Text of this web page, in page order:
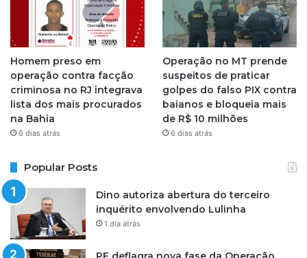
Homem preso em
operação contra facção
criminosa no RJ integrava
lista dos mais procurados
na Bahia
6 dias atrás
Operação no MT prende
suspeitos de praticar
golpes do falso PIX contra
baianos e bloqueia mais
de R$ 10 milhões
6 dias atrás
Popular Posts
Dino autoriza abertura do terceiro
inquérito envolvendo Lulinha
1 dia atrás